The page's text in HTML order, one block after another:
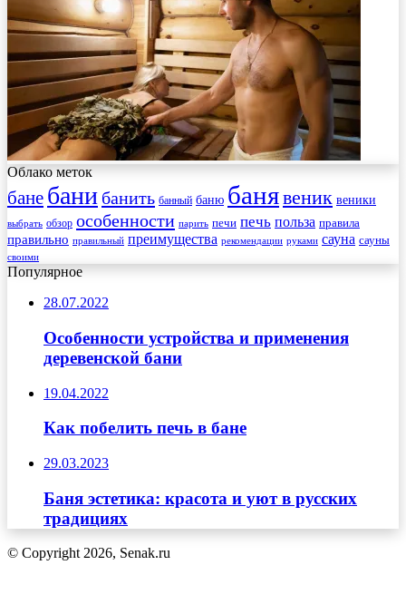
Облако меток
бане бани банить банный баню банявеник веники
выбрать обзор особенности парить печи печь польза правила
правильно правильный преимущества рекомендации руками сауна сауны
своими
Популярное
28.07.2022
Особенности устройства и применения
деревенской бани
19.04.2022
Как побелить печь в бане
29.03.2023
Баня эстетика: красота и уют в русских
традициях
© Copyright 2026, Senak.ru